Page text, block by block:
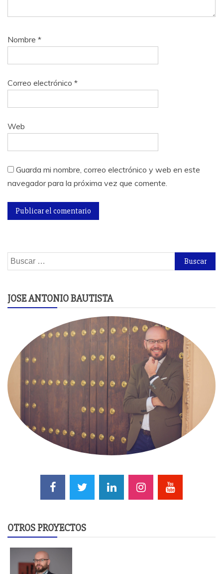
Nombre *
Correo electrónico *
Web
Guarda mi nombre, correo electrónico y web en este
navegador para la próxima vez que comente.
Buscar:
JOSE ANTONIO BAUTISTA
OTROS PROYECTOS